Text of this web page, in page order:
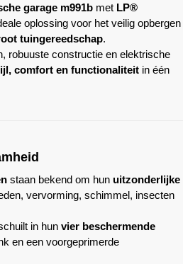
garage m991b met LP®
oplossing voor het veilig opbergen
tuingereedschap.
robuuste constructie en elektrische
comfort en functionaliteit in één
staan bekend om hun uitzonderlijke
vervorming, schimmel, insecten
in hun vier beschermende
en een voorgeprimerde